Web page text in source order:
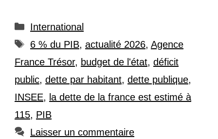
Catégories
International
Étiquettes
6 % du PIB, actualité 2026, Agence
France Trésor, budget de l'état, déficit
public, dette par habitant, dette publique,
INSEE, la dette de la france est estimé à
115, PIB
Laisser un commentaire